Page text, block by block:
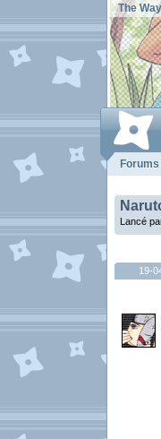
The
Forums
Lancé
19-